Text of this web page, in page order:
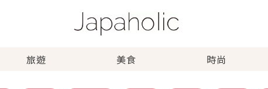
旅遊 美食 時尚